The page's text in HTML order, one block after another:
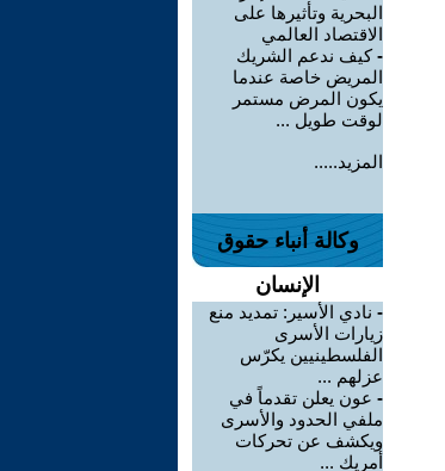
البحرية وتأثيرها على
الاقتصاد العالمي
-كيف ندعم الشريك
المريض خاصة عندما
يكون المرض مستمر
لوقت طويل ...
المزيد.....
وكالة أنباء حقوق
الإنسان
- نادي الأسير: تمديد منع
زيارات الأسرى
الفلسطينيين يكرّس
عزلهم ...
- عون يعلن تقدماً في
ملفي الحدود والأسرى
ويكشف عن تحركات
أمريك ...